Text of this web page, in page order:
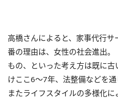
高橋さんによると、家事代行
番の理由は、女性の社会進出
もの、といった考え方は既に
けここ6～7年、法整備などを通
またライフスタイルの多様化